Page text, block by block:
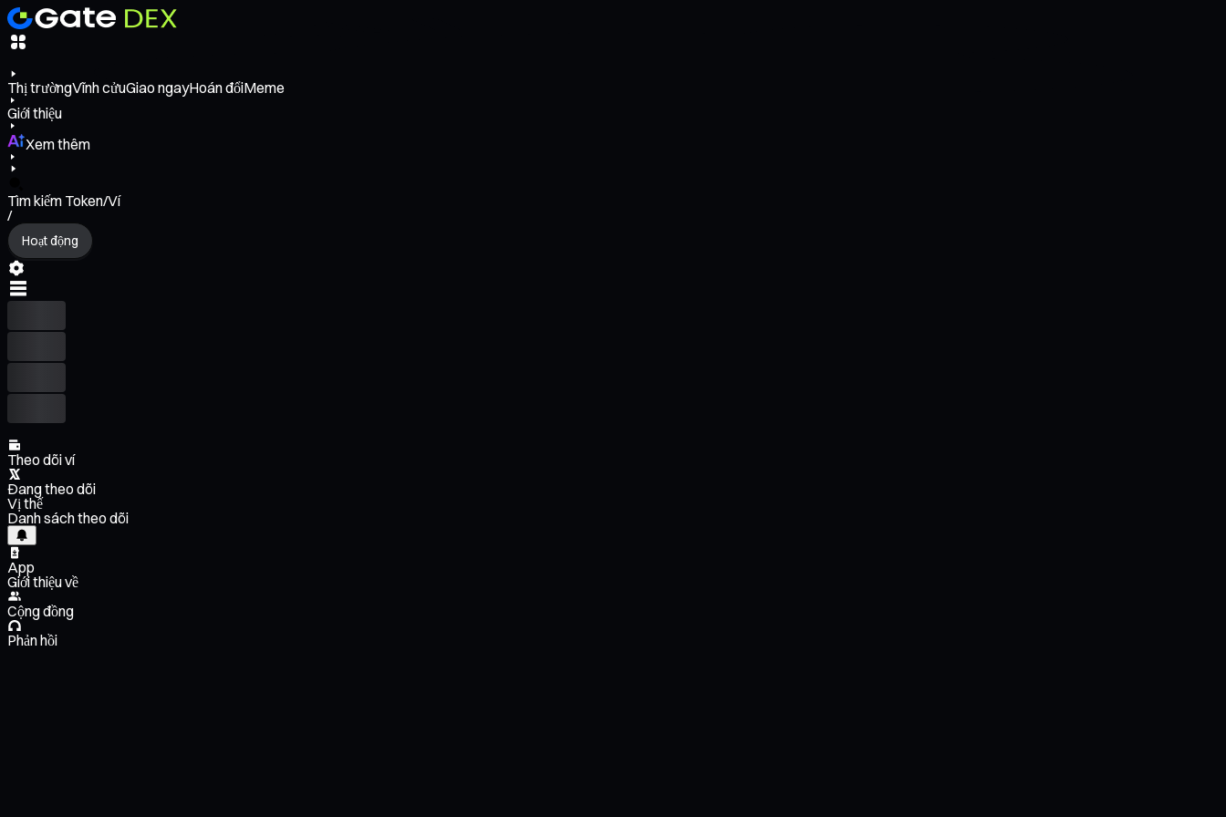
Thị trườngVĩnh cửuGiao ngayHoán đổiMeme
Giới thiệu
Xem thêm
Tìm kiếm Token/Ví
/
Hoạt động
Theo dõi ví
Đang theo dõi
Vị thế
Danh sách theo dõi
App
Giới thiệu về
Cộng đồng
Phản hồi